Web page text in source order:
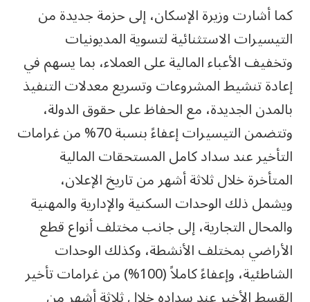
كما أشارت وزيرة الإسكان، إلى حزمة جديدة من
التيسيرات الاستثنائية لتسوية المديونيات
وتخفيف الأعباء المالية على العملاء، بما يسهم في
إعادة تنشيط المشروعات وتسريع معدلات التنفيذ
بالمدن الجديدة، مع الحفاظ على حقوق الدولة،
وتتضمن التيسيرات إعفاءً بنسبة 70% من غرامات
التأخير عند سداد كامل المستحقات المالية
المتأخرة خلال ثلاثة أشهر من تاريخ الإعلان،
ويشمل ذلك الوحدات السكنية والإدارية والمهنية
والمحال التجارية، إلى جانب مختلف أنواع قطع
الأراضي بمختلف الأنشطة، وكذلك الوحدات
الشاطئية، وإعفاءً كاملاً (100%) من غرامات تأخير